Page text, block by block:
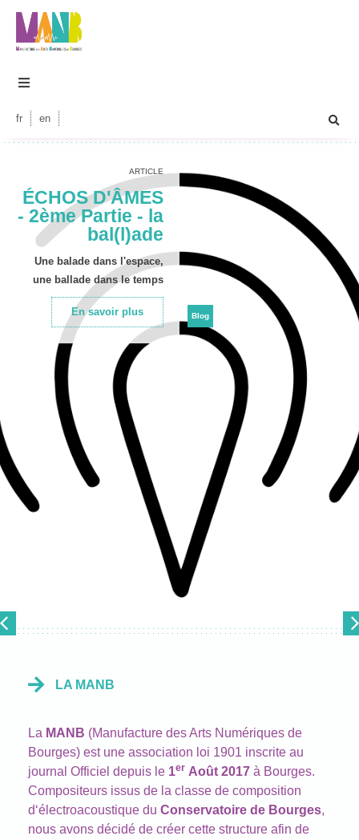
fr en
ARTICLE
ÉCHOS D'ÂMES
- 2ème Partie - la
bal(l)ade
Une balade dans l'espace,
une ballade dans le temps
En savoir plus Blog
LA MANB
La MANB (Manufacture des Arts Numériques de
Bourges) est une association loi 1901 inscrite au
journal Officiel depuis le 1er Août 2017 à Bourges.
Compositeurs issus de la classe de composition
d‘électroacoustique du Conservatoire de Bourges,
nous avons décidé de créer cette structure afin de